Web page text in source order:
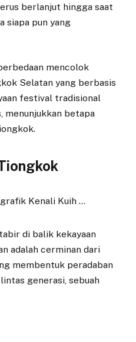
berlanjut hingga saat
siapa pun yang
mencolok
Selatan yang berbasis
festival tradisional
menunjukkan betapa
di balik kekayaan
adalah cerminan dari
membentuk peradaban
generasi, sebuah